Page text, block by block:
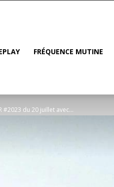
FRÉQUENCE MUTINE
#2023 du 20 juillet avec...